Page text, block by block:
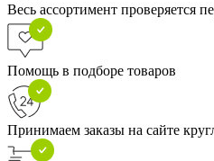
Весь ассортимент проверяется
Помощь в подборе товаров
Принимаем заказы на сайте